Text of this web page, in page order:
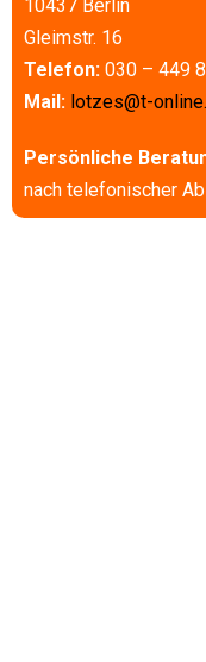
10437 Berlin
Gleimstr. 16
Telefon: 030 – 449
Mail: lotzes@t-
Persönliche
nach telefonischer